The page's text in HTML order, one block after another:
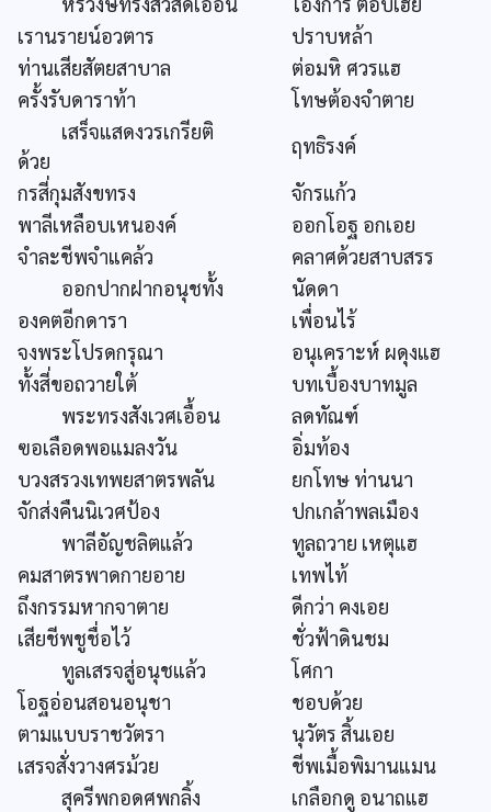
เรานรายน์อวตาร
ปราบหล้า
ท่านเสียสัตยสาบาล
ต่อมหิ ศวรแฮ
ครั้งรับดาราท้า
โทษต้องจำตาย
เสร็จแสดงวรเกรียติ
ด้วย
ฤทธิรงค์
กรสี่กุมสังขทรง
จักรแก้ว
พาลีเหลือบเหนองค์
ออกโอฐ อกเอย
จำละชีพจำแคล้ว
คลาศด้วยสาบสรร
ออกปากฝากอนุชทั้ง
นัดดา
องคตอีกดารา
เพื่อนไร้
จงพระโปรดกรุณา
อนุเคราะห์ ผดุงแฮ
ทั้งสี่ขอถวายใต้
บทเบื้องบาทมูล
พระทรงสังเวศเอื้อน
ลดทัณฑ์
ฃอเลือดพอแมลงวัน
อิ่มท้อง
บวงสรวงเทพยสาตรพลัน
ยกโทษ ท่านนา
จักส่งคืนนิเวศป้อง
ปกเกล้าพลเมือง
พาลีอัญชลิตแล้ว
ทูลถวาย เหตุแฮ
คมสาตรพาดกายอาย
เทพไท้
ถึงกรรมหากจาตาย
ดีกว่า คงเอย
เสียชีพชูชื่อไว้
ชั่วฟ้าดินชม
ทูลเสรจสู่อนุชแล้ว
โศกา
โอฐอ่อนสอนอนุชา
ชอบด้วย
ตามแบบราชวัตรา
นุวัตร สิ้นเอย
เสรจสั่งวางศรม้วย
ชีพเมื้อพิมานแมน
สุครีพกอดศพกลิ้ง
เกลือกดู อนาถแฮ